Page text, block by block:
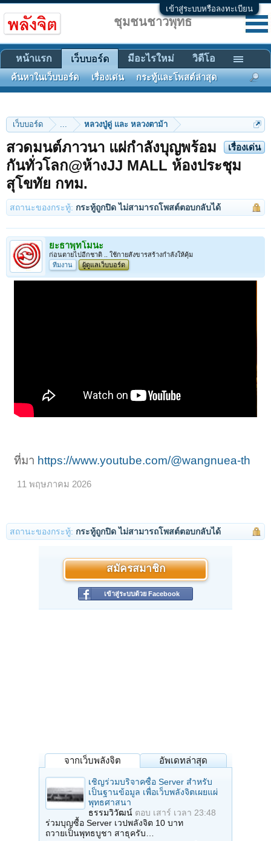
เข้าสู่ระบบหรือลงทะเบียน
เว็บบอร์ด ... หลวงปู่ดู่ และ หลวงตาม้า
เรื่องเด่น
สวดมนต์ภาวนา แผ่กำลังบุญพร้อม
กันทั่วโลก@ห้างJJ MALL ห้องประชุม
สุโขทัย กทม.
สถานะของกระทู้: กระทู้ถูกปิด ไม่สามารถโพสต์ตอบกลับได้
ยะธาพุทโมนะ
ก่อนตายไปอีกชาติ .. ใช้กายสังขารสร้างกำลังให้คุ้ม
ทีมงาน
ผู้ดูแลเว็บบอร์ด
ที่มา https://www.youtube.com/@wangnuea-th
11 พฤษภาคม 2026
สถานะของกระทู้: กระทู้ถูกปิด ไม่สามารถโพสต์ตอบกลับได้
สมัครสมาชิก
เข้าสู่ระบบด้วย Facebook
จากเว็บพลังจิต อัพเดทล่าสุด
เชิญร่วมบริจาคซื้อ Server สำหรับ
เป็นฐานข้อมูล เพื่อเว็บพลังจิตเผยแผ่
พุทธศาสนา
ธรรมวิวัฒน์ ตอบ เสาร์ เวลา 23:48
ร่วมบุญซื้อ Server เวปพลังจิต 10 บาท
ถวายเป็นพุทธบูชา สาธุครับ…
ชุมชนชาวพุทธ
หน้าแรก เว็บบอร์ด
ค้นหาในเว็บบอร์ด เรื่องเด่น กระทู้และโพสต์ล่าสุด
มีอะไรใหม่ วิดีโอ